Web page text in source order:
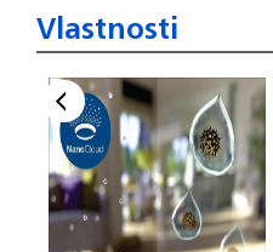
Vlastnosti